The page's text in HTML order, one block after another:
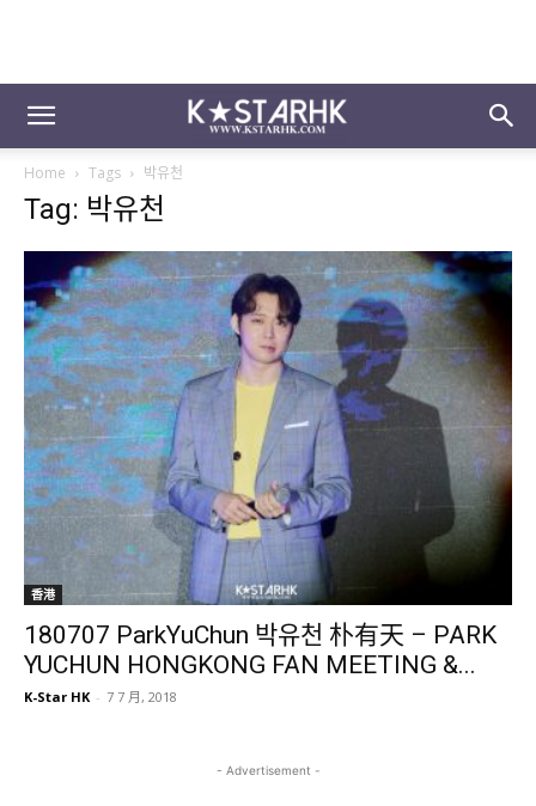
Home Tags 박유천
Tag: 박유천
香港
180707 ParkYuChun 박유천 朴有天 – PARK
YUCHUN HONGKONG FAN MEETING &...
K-Star HK - 7 7 月, 2018
- Advertisement -